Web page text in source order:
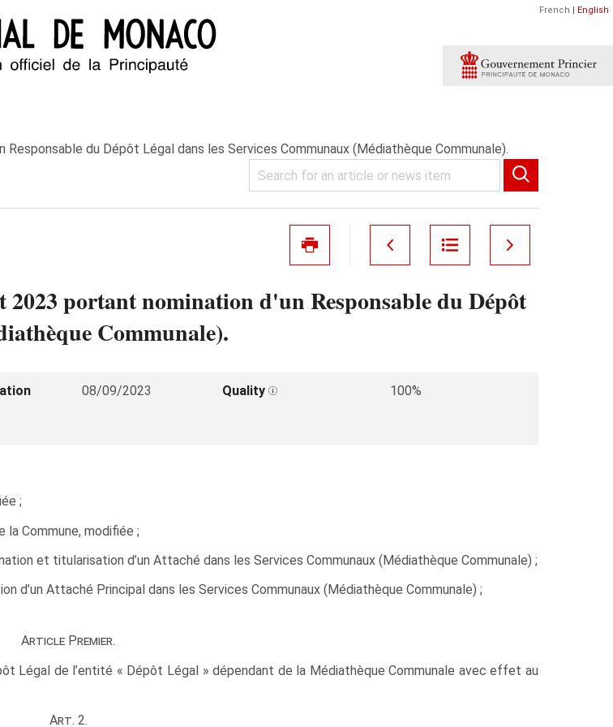
French | English
du Dépôt Légal dans les Services Communaux (Médiathèque Communale).
portant nomination d'un Responsable du Dépôt
Communale).
08/09/2023 Quality
100%
;
Commune, modifiée ;
et titularisation d’un Attaché dans les Services Communaux (Médiathèque Communale) ;
d’un Attaché Principal dans les Services Communaux (Médiathèque Communale) ;
Article Premier.
Légal de l’entité « Dépôt Légal » dépendant de la Médiathèque Communale avec effet au
Art. 2.